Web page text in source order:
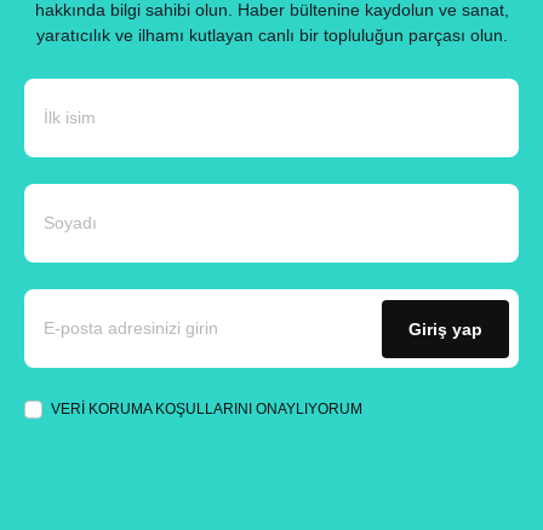
hakkında bilgi sahibi olun. Haber bültenine kaydolun ve sanat,
yaratıcılık ve ilhamı kutlayan canlı bir topluluğun parçası olun.
VERİ KORUMA KOŞULLARINI ONAYLIYORUM
Giriş yap